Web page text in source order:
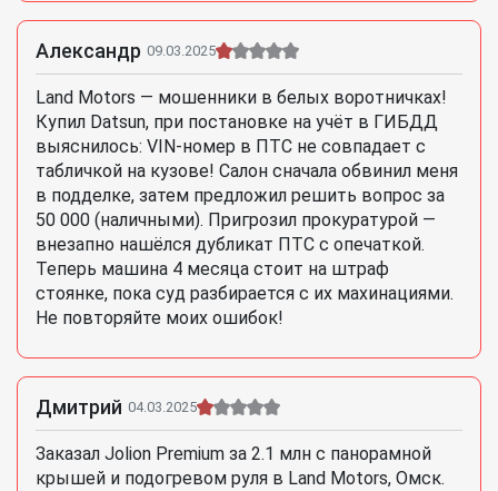
Александр 09.03.2025
Land Motors — мошенники в белых воротничках!
Купил Datsun, при постановке на учёт в ГИБДД
выяснилось: VIN-номер в ПТС не совпадает с
табличкой на кузове! Салон сначала обвинил меня
в подделке, затем предложил решить вопрос за
50 000 (наличными). Пригрозил прокуратурой —
внезапно нашёлся дубликат ПТС с опечаткой.
Теперь машина 4 месяца стоит на штраф
стоянке, пока суд разбирается с их махинациями.
Не повторяйте моих ошибок!
Дмитрий 04.03.2025
Заказал Jolion Premium за 2.1 млн с панорамной
крышей и подогревом руля в Land Motors, Омск.